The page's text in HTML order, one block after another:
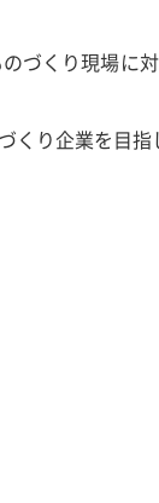
づくり現場に
り企業を目指